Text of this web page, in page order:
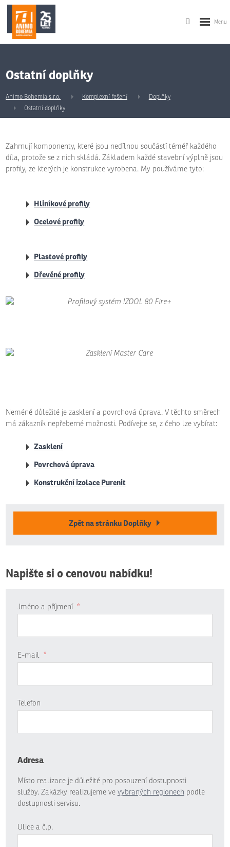
Ostatní doplňky
Animo Bohemia s.r.o. Komplexní řešení
Doplňky
Ostatní doplňky
Zahrnují komponenty, které jsou nedílnou součástí téměř každého
díla, protože se z nich skládá. Základem každé stavební výplně jsou
profily, ze kterých je konstrukce vyrobena. My používáme tyto:
Hliníkové profily
Ocelové profily
Plastové profily
Dřevěné profily
Neméně důležité je zasklení a povrchová úprava. V těchto směrech
má zákazník nepřeberné možnosti. Podívejte se, z čeho lze vybírat:
Zasklení
Povrchová úprava
Konstrukční izolace Purenit
Zpět na stránku Doplňky
Napište si o cenovou nabídku!
Jméno a příjmení *
E-mail *
Telefon
Adresa
Místo realizace je důležité pro posouzení dostupnosti
služby. Zakázky realizujeme ve vybraných regionech podle
dostupnosti servisu.
Ulice a č.p.